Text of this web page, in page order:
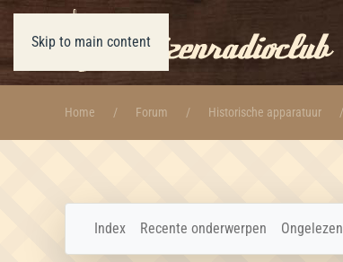
Skip to main content
Home Forum Historische apparatuur
Index Recente onderwerpen Ongelezen